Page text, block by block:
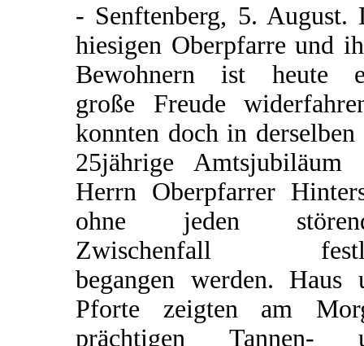
- Senftenberg, 5. August.
hiesigen Oberpfarre und
Bewohnern ist heute
große Freude
konnten doch in derselben
25jährige Amtsjubiläum
Herrn Oberpfarrer
ohne jeden
Zwischenfall
begangen werden. Haus
Pforte zeigten am
prächtigen Tannen-